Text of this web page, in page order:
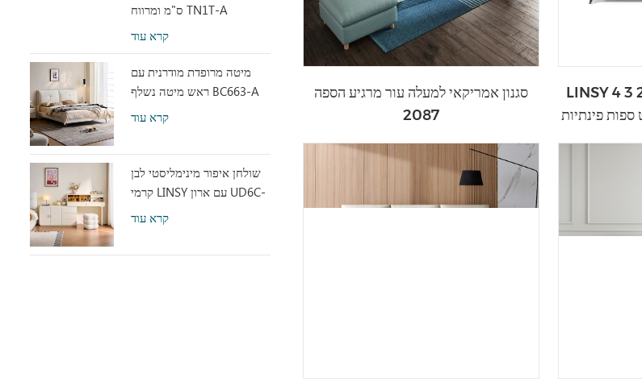
סגנון אמריקאי למעלה עור מרגיע הספה
2087
LINSY ריהוט סלון באיכות גבוהה 2 3 4
ס"מ ומרווח TN1T-A
קרא עוד
מיטה מרופדת מודרנית עם
ראש מיטה נשלף BC663-A
קרא עוד
שולחן איפור מינימליסטי לבן
קרמי LINSY עם ארון UD6C-
A
קרא עוד